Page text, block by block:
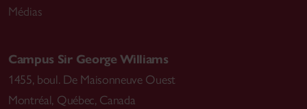
Médias
Campus Sir George Williams
1455, boul. De Maisonneuve Ouest
Montréal, Québec, Canada